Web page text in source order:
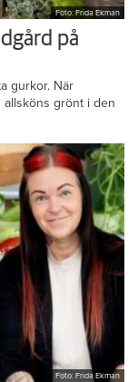
Foto: Frida Ekman
på
gurkor. När
allsköns grönt i den
Foto: Frida Ekman